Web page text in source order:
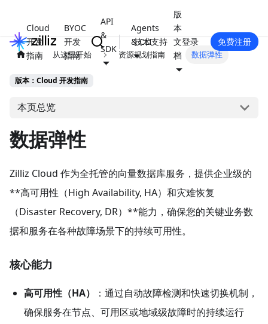
Cloud
开发
指南
BYOC
开发
指南
API
&
SDK
Agents
& CLI
版
本
文
档
技术支持 登录 免费注册
从这里开始 资源规划指南 数据弹性
版本：Cloud 开发指南
本页总览
数据弹性
Zilliz Cloud 作为全托管的向量数据库服务，提供企业级的
**高可用性（High Availability, HA）和灾难恢复
（Disaster Recovery, DR）**能力，确保您的关键业务数
据和服务在各种故障场景下的持续可用性。
核心能力
高可用性（HA）
：通过自动故障检测和快速切换机制，
确保服务在节点、可用区或地域级故障时的持续运行